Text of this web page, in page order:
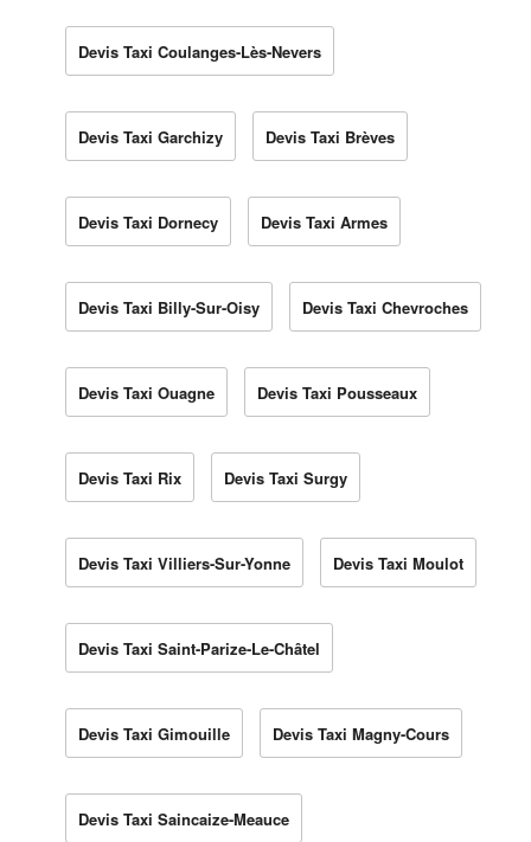
Devis Taxi Coulanges-Lès-Nevers
Devis Taxi Garchizy Devis Taxi Brèves
Devis Taxi Dornecy Devis Taxi Armes
Devis Taxi Billy-Sur-Oisy Devis Taxi Chevroches
Devis Taxi Ouagne Devis Taxi Pousseaux
Devis Taxi Rix Devis Taxi Surgy
Devis Taxi Villiers-Sur-Yonne Devis Taxi Moulot
Devis Taxi Saint-Parize-Le-Châtel
Devis Taxi Gimouille Devis Taxi Magny-Cours
Devis Taxi Saincaize-Meauce